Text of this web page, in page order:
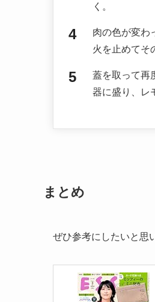
く。
肉の色が変わ
火を止めてそ
蓋を取って再
器に盛り、レ
まとめ
ぜひ参考にしたいと思